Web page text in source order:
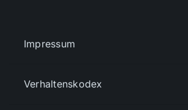
Impressum
Verhaltenskodex